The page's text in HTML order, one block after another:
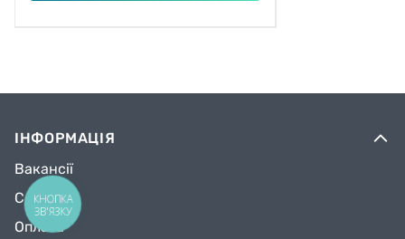
ІНФОРМАЦІЯ
Вакансії
Сервіс
Оплата
КНОПКА
ЗВ'ЯЗКУ